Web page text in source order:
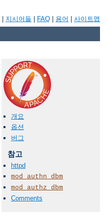
지시어들 FAQ 용어 사이트맵
개요
옵션
버그
참고
httpd
mod_authn_dbm
mod_authz_dbm
Comments